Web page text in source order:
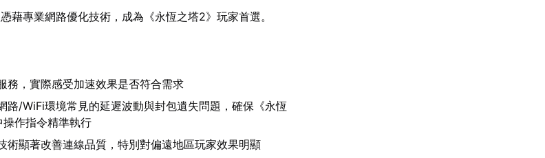
藉專業網路優化技術，成為《永恆之塔2》玩家首選。
務，實際感受加速效果是否符合需求
路/WiFi環境常見的延遲波動與封包遺失問題，確保《永恆
作指令精準執行
術顯著改善連線品質，特別對偏遠地區玩家效果明顯